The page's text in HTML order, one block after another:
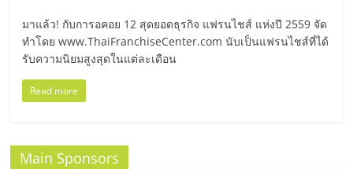
ระบบ
แฟ
รน
ไชส์"
มาแล้ว! กับการอคอย 12 สุดยอดธุรกิจ แฟรนไชส์ แห่งปี 2559 จัด
ทำโดย www.ThaiFranchiseCenter.com นับเป็นแฟรนไชส์ที่ได้
รับความนิยมสูงสุดในแต่ละเดือน
Read more
Main Sponsors